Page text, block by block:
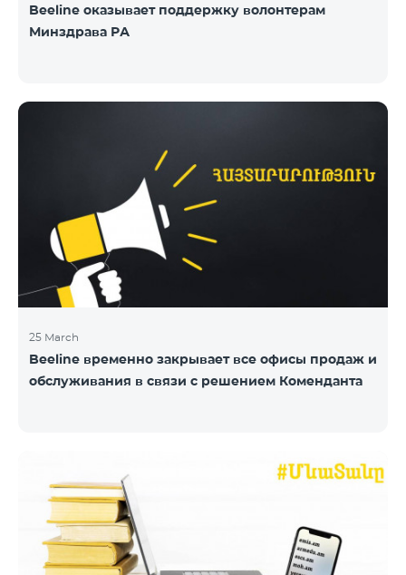
Beeline оказывает поддержку волонтерам
Минздрава РА
25 March
Beeline временно закрывает все офисы продаж и
обслуживания в связи с решением Коменданта